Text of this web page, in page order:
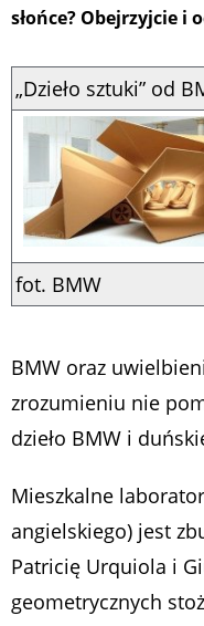
słońce? Obejrzyjcie i
„Dzieło sztuki” od
fot. BMW
BMW oraz
zrozumieniu nie
dzieło BMW i
Mieszkalne
angielskiego) jest
Patricię Urquiola i
geometrycznych